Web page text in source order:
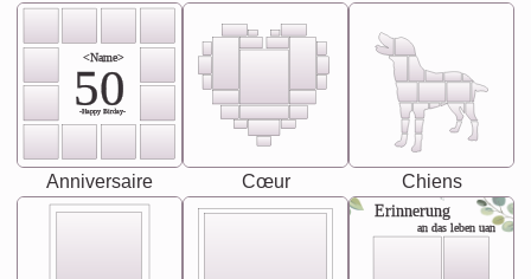
<Name>
50
-Happy Birday-
Anniversaire Cœur Chiens
Erinnerung
an das leben uan